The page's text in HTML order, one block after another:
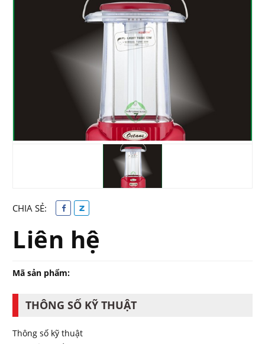
CHIA SẺ:
Liên hệ
Mã sản phẩm:
THÔNG SỐ KỸ THUẬT
Thông số kỹ thuật